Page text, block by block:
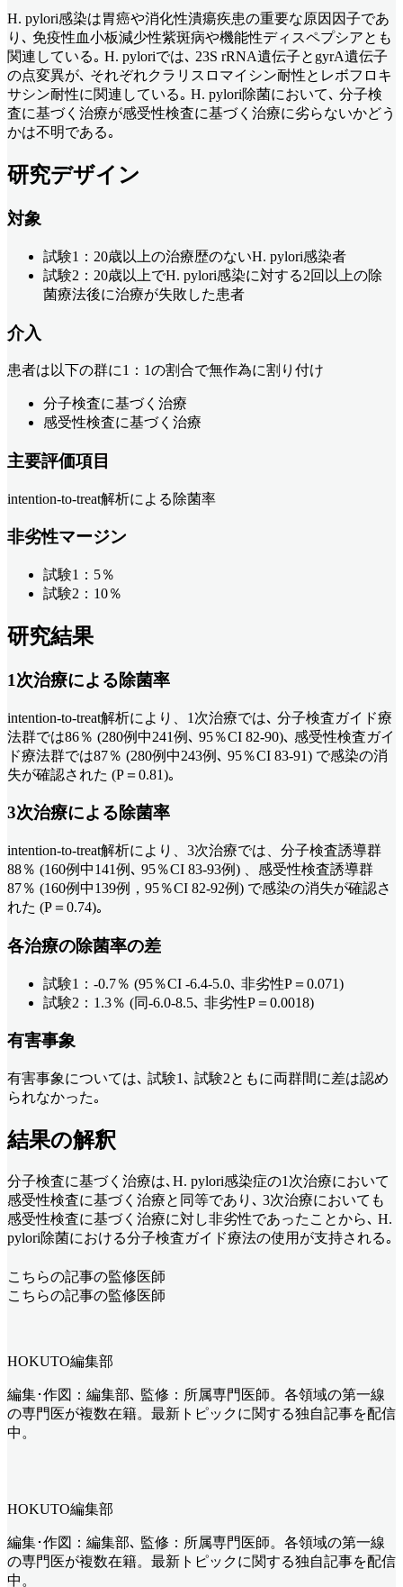
H. pylori感染は胃癌や消化性潰瘍疾患の重要な原因因子であ
り､ 免疫性血小板減少性紫斑病や機能性ディスペプシアとも
関連している｡ H. pyloriでは､ 23S rRNA遺伝子とgyrA遺伝子
の点変異が､ それぞれクラリスロマイシン耐性とレボフロキ
サシン耐性に関連している｡ H. pylori除菌において､ 分子検
査に基づく治療が感受性検査に基づく治療に劣らないかどう
かは不明である｡
研究デザイン
対象
試験1：20歳以上の治療歴のないH. pylori感染者
試験2：20歳以上でH. pylori感染に対する2回以上の除
菌療法後に治療が失敗した患者
介入
患者は以下の群に1：1の割合で無作為に割り付け
分子検査に基づく治療
感受性検査に基づく治療
主要評価項目
intention-to-treat解析による除菌率
非劣性マージン
試験1：5％
試験2：10％
研究結果
1次治療による除菌率
intention-to-treat解析により、1次治療では､ 分子検査ガイド療
法群では86％ (280例中241例､ 95％CI 82-90)､ 感受性検査ガイ
ド療法群では87％ (280例中243例､ 95％CI 83-91) で感染の消
失が確認された (P＝0.81)｡
3次治療による除菌率
intention-to-treat解析により、3次治療では、分子検査誘導群
88％ (160例中141例､ 95％CI 83-93例) 、感受性検査誘導群
87％ (160例中139例，95％CI 82-92例) で感染の消失が確認さ
れた (P＝0.74)｡
各治療の除菌率の差
試験1：-0.7％ (95％CI -6.4-5.0､ 非劣性P＝0.071)
試験2：1.3％ (同-6.0-8.5､ 非劣性P＝0.0018)
有害事象
有害事象については､ 試験1､ 試験2ともに両群間に差は認め
られなかった｡
結果の解釈
分子検査に基づく治療は､H. pylori感染症の1次治療において
感受性検査に基づく治療と同等であり､ 3次治療においても
感受性検査に基づく治療に対し非劣性であったことから､ H.
pylori除菌における分子検査ガイド療法の使用が支持される｡
こちらの記事の監修医師
こちらの記事の監修医師
HOKUTO編集部
編集･作図：編集部､ 監修：所属専門医師。各領域の第一線
の専門医が複数在籍。最新トピックに関する独自記事を配信
中。
HOKUTO編集部
編集･作図：編集部､ 監修：所属専門医師。各領域の第一線
の専門医が複数在籍。最新トピックに関する独自記事を配信
中。